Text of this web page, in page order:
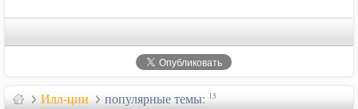
Илл-ции популярные темы: 15